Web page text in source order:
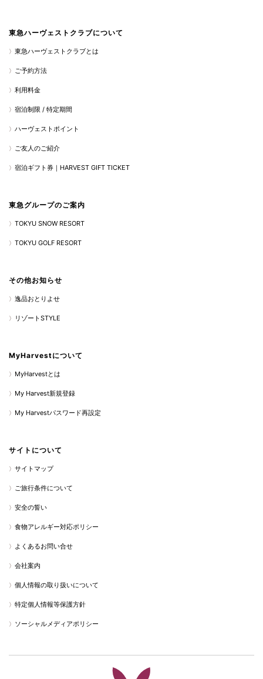
東急ハーヴェストクラブについて
東急ハーヴェストクラブとは
ご予約方法
利用料金
宿泊制限 / 特定期間
ハーヴェストポイント
ご友人のご紹介
宿泊ギフト券｜HARVEST GIFT TICKET
東急グループのご案内
TOKYU SNOW RESORT
TOKYU GOLF RESORT
その他お知らせ
逸品おとりよせ
リゾートSTYLE
MyHarvestについて
MyHarvestとは
My Harvest新規登録
My Harvestパスワード再設定
サイトについて
サイトマップ
ご旅行条件について
安全の誓い
食物アレルギー対応ポリシー
よくあるお問い合せ
会社案内
個人情報の取り扱いについて
特定個人情報等保護方針
ソーシャルメディアポリシー